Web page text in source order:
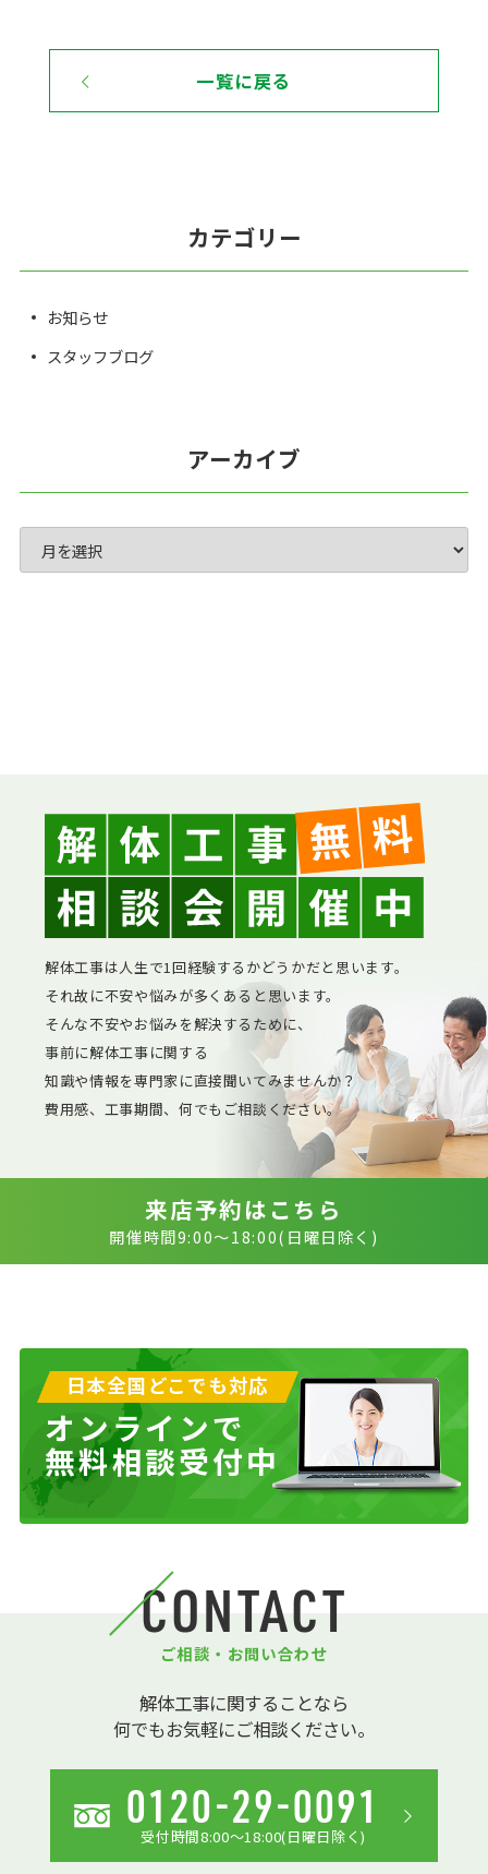
一覧に戻る
カテゴリー
お知らせ
スタッフブログ
アーカイブ
解体工事は人生で1回経験するかどうかだと思います。
それ故に不安や悩みが多くあると思います。
そんな不安やお悩みを解決するために、
事前に解体工事に関する
知識や情報を専門家に直接聞いてみませんか？
費用感、工事期間、何でもご相談ください。
来店予約はこちら
開催時間9:00〜18:00(日曜日除く)
日本全国どこでも対応
オンラインで
無料相談受付中
CONTACT
ご相談・お問い合わせ
解体工事に関することなら
何でもお気軽にご相談ください。
0120-29-0091
受付時間8:00〜18:00(日曜日除く)